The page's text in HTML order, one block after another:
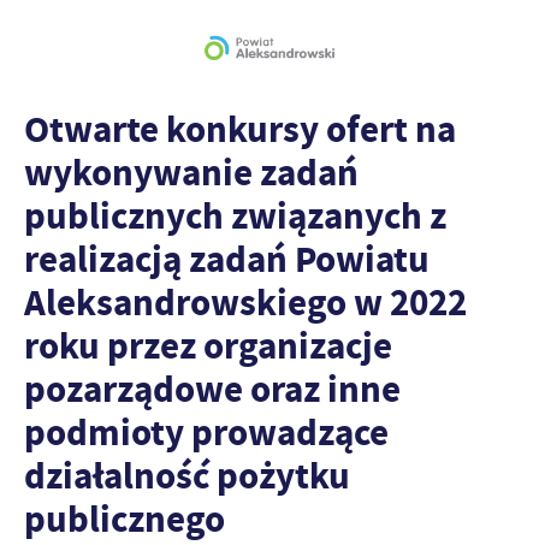
Otwarte konkursy ofert na
wykonywanie zadań
publicznych związanych z
realizacją zadań Powiatu
Aleksandrowskiego w 2022
roku przez organizacje
pozarządowe oraz inne
podmioty prowadzące
działalność pożytku
publicznego